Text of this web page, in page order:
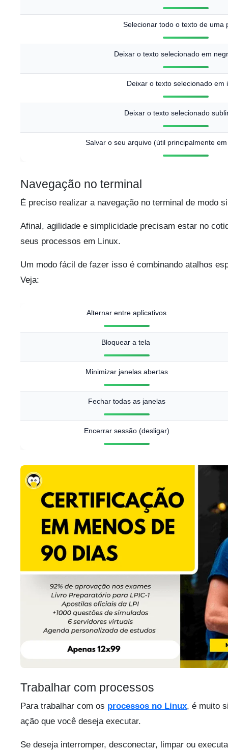
Selecionar todo o texto de uma
Deixar o texto selecionado em
Deixar o texto selecionado em
Deixar o texto selecionado
Salvar o seu arquivo (útil principalmente
Navegação no terminal
É preciso realizar a navegação no terminal de modo
Afinal, agilidade e simplicidade precisam estar no
seus processos em Linux.
Um modo fácil de fazer isso é combinando atalhos
Veja:
Alternar entre aplicativos
Bloquear a tela
Minimizar janelas abertas
Fechar todas as janelas
Encerrar sessão (desligar)
Trabalhar com processos
Para trabalhar com os processos no Linux, é muito
ação que você deseja executar.
Se deseja interromper, desconectar, limpar ou